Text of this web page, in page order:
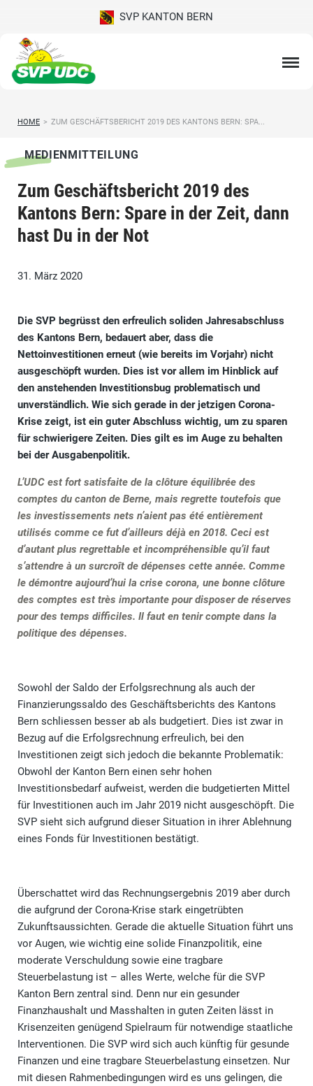
SVP KANTON BERN
HOME > ZUM GESCHÄFTSBERICHT 2019 DES KANTONS BERN: SPA...
MEDIENMITTEILUNG
Zum Geschäftsbericht 2019 des
Kantons Bern: Spare in der Zeit, dann
hast Du in der Not
31. März 2020
Die SVP begrüsst den erfreulich soliden Jahresabschluss
des Kantons Bern, bedauert aber, dass die
Nettoinvestitionen erneut (wie bereits im Vorjahr) nicht
ausgeschöpft wurden. Dies ist vor allem im Hinblick auf
den anstehenden Investitionsbug problematisch und
unverständlich. Wie sich gerade in der jetzigen Corona-
Krise zeigt, ist ein guter Abschluss wichtig, um zu sparen
für schwierigere Zeiten. Dies gilt es im Auge zu behalten
bei der Ausgabenpolitik.
L’UDC est fort satisfaite de la clôture équilibrée des
comptes du canton de Berne, mais regrette toutefois que
les investissements nets n’aient pas été entièrement
utilisés comme ce fut d’ailleurs déjà en 2018. Ceci est
d’autant plus regrettable et incompréhensible qu’il faut
s’attendre à un surcroît de dépenses cette année. Comme
le démontre aujourd’hui la crise corona, une bonne clôture
des comptes est très importante pour disposer de réserves
pour des temps difficiles. Il faut en tenir compte dans la
politique des dépenses.
Sowohl der Saldo der Erfolgsrechnung als auch der
Finanzierungssaldo des Geschäftsberichts des Kantons
Bern schliessen besser ab als budgetiert. Dies ist zwar in
Bezug auf die Erfolgsrechnung erfreulich, bei den
Investitionen zeigt sich jedoch die bekannte Problematik:
Obwohl der Kanton Bern einen sehr hohen
Investitionsbedarf aufweist, werden die budgetierten Mittel
für Investitionen auch im Jahr 2019 nicht ausgeschöpft. Die
SVP sieht sich aufgrund dieser Situation in ihrer Ablehnung
eines Fonds für Investitionen bestätigt.
Überschattet wird das Rechnungsergebnis 2019 aber durch
die aufgrund der Corona-Krise stark eingetrübten
Zukunftsaussichten. Gerade die aktuelle Situation führt uns
vor Augen, wie wichtig eine solide Finanzpolitik, eine
moderate Verschuldung sowie eine tragbare
Steuerbelastung ist – alles Werte, welche für die SVP
Kanton Bern zentral sind. Denn nur ein gesunder
Finanzhaushalt und Masshalten in guten Zeiten lässt in
Krisenzeiten genügend Spielraum für notwendige staatliche
Interventionen. Die SVP wird sich auch künftig für gesunde
Finanzen und eine tragbare Steuerbelastung einsetzen. Nur
mit diesen Rahmenbedingungen wird es uns gelingen, die